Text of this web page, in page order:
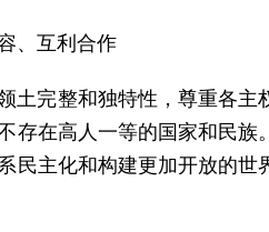
、互利合作
土完整和独特性，尊重各
存在高人一等的国家和民
民主化和构建更加开放的